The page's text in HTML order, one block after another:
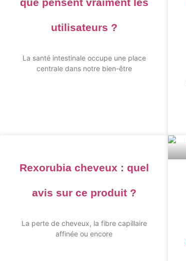
utilisateurs ?
La santé intestinale occupe une place
centrale dans notre bien-être
Rexorubia cheveux : quel
avis sur ce produit ?
La perte de cheveux, la fibre capillaire
affinée ou encore